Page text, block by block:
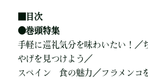
目次
●巻頭特集
手軽に巡礼気分を味わいたい！／
やげを見つけよう／
スペイン 食の魅力／フラメンコ